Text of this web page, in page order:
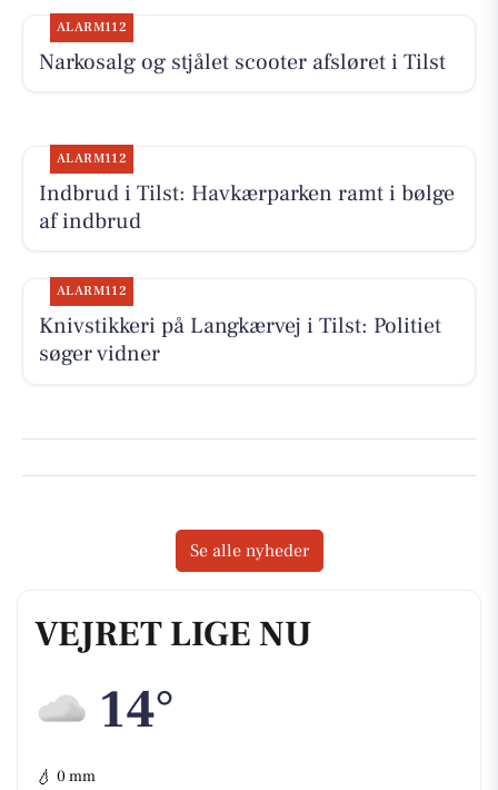
VEJRET LIGE NU
14°
💧 0 mm
ALARM112
Narkosalg og stjålet scooter afsløret i Tilst
ALARM112
Indbrud i Tilst: Havkærparken ramt i bølge
af indbrud
ALARM112
Knivstikkeri på Langkærvej i Tilst: Politiet
søger vidner
Se alle nyheder